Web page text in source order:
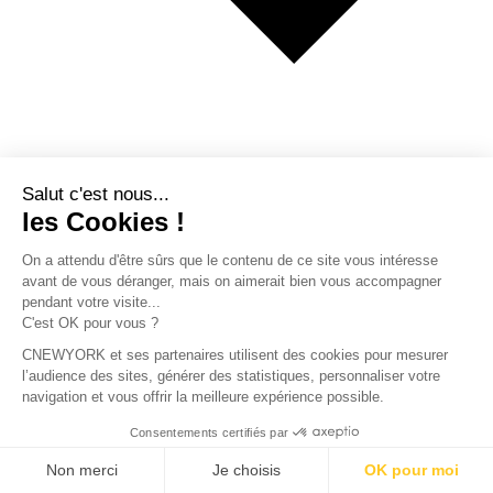
€ Euro
$ Dollar Canadien
₣ Franc Suisse
£ Livre sterling